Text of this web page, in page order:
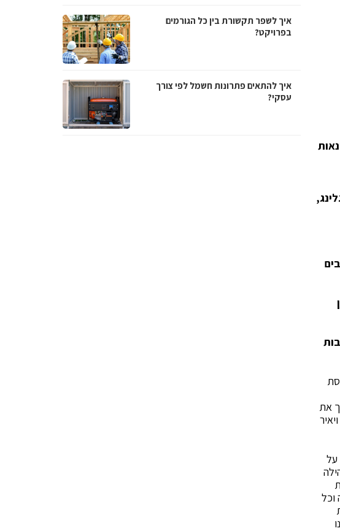
את
על
וכל
איך לשפר תקשורת בין כל הגורמים
בפרויקט?
איך להתאים פתרונות חשמל לפי צורך
עסקי?